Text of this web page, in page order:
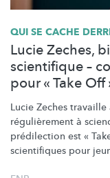
QUI SE CACHE
Lucie Zeches,
scientifique –
pour « Take Off
Lucie Zeches
régulièrement à
prédilection est «
scientifiques pour